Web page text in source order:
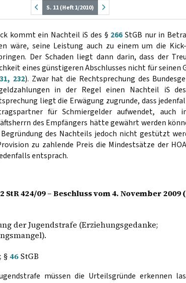
S. 11 (Heft 1/2010)
kommt ein Nachteil iS des § 266StGB nur in
wäre, seine Leistung auch zu einem um die
Der Schaden liegt dann darin, dass der
eines günstigeren Abschlusses nicht für seinen
232). Zwar hat die Rechtsprechung des
in der Regel einen Nachteil iS
liegt die Erwägung zugrunde, dass
für Schmiergelder aufwendet, auch
des Empfängers hätte gewährt werden
des Nachteils jedoch nicht gestützt
zu zahlende Preis die Mindestsätze der
entsprach.
StR 424/09 – Beschluss vom 4. November 2009
der Jugendstrafe (Erziehungsgedanke;
§ 46StGB
müssen die Urteilsgründe erkennen